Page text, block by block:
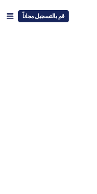
قم بالتسجيل مجاناً